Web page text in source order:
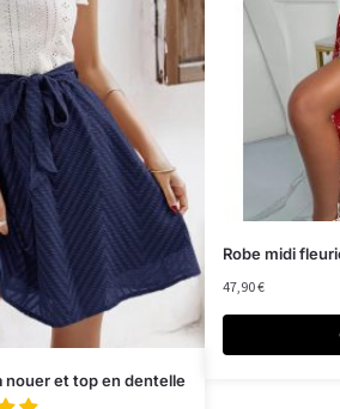
nouer et top en dentelle
Robe midi
47,90€